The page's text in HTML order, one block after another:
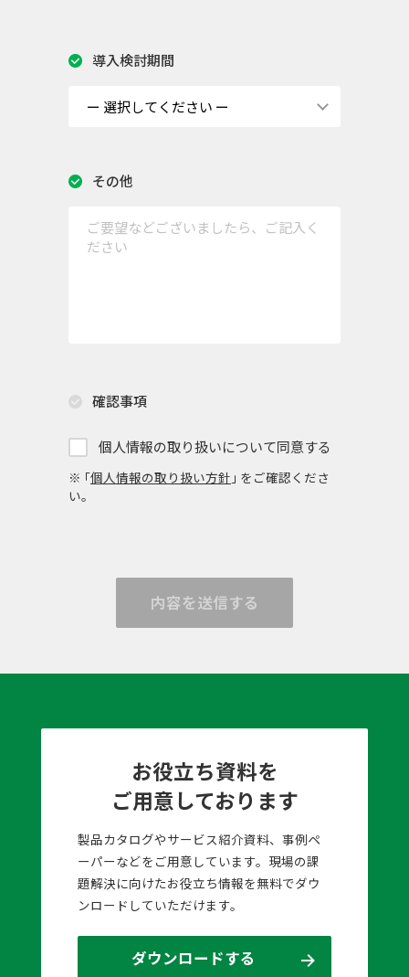
導入検討期間
その他
確認事項
個人情報の取り扱いについて同意する
※ ｢個人情報の取り扱い方針 ｣ をご確認くださ
い。
内容を送信する
お役立ち資料を
ご用意しております
製品カタログやサービス紹介資料、事例ペ
ーパーなどをご用意しています。現場の課
題解決に向けたお役立ち情報を無料でダウ
ンロードしていただけます。
ダウンロードする